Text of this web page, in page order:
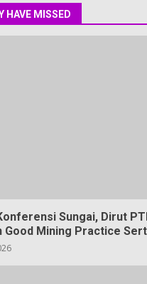
HAVE MISSED
Sungai, Dirut
Good Mining Practice